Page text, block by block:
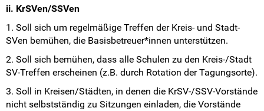
ii. KrSVen/SSVen
1. Soll sich um regelmäßige Treffen der Kreis- und Stadt-
SVen bemühen, die Basisbetreuer*innen unterstützen.
2. Soll sich bemühen, dass alle Schulen zu den Kreis-/Stadt
SV-Treffen erscheinen (z.B. durch Rotation der Tagungsorte).
3. Soll in Kreisen/Städten, in denen die KrSV-/SSV-Vorstände
nicht selbstständig zu Sitzungen einladen, die Vorstände